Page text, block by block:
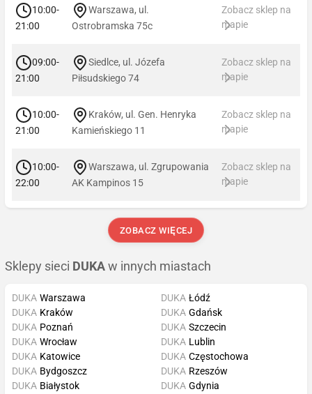
10:00-
21:00
Warszawa, ul.
Ostrobramska 75c
Zobacz sklep na
mapie
09:00-
21:00
Siedlce, ul. Józefa
Piłsudskiego 74
Zobacz sklep na
mapie
10:00-
21:00
Kraków, ul. Gen. Henryka
Kamieńskiego 11
Zobacz sklep na
mapie
10:00-
22:00
Warszawa, ul. Zgrupowania
AK Kampinos 15
Zobacz sklep na
mapie
ZOBACZ WIĘCEJ
Sklepy sieci DUKA w innych miastach
DUKA Warszawa
DUKA Kraków
DUKA Poznań
DUKA Wrocław
DUKA Łódź
DUKA Gdańsk
DUKA Szczecin
DUKA Lublin
DUKA Katowice
DUKA Bydgoszcz
DUKA Białystok
DUKA Częstochowa
DUKA Rzeszów
DUKA Gdynia